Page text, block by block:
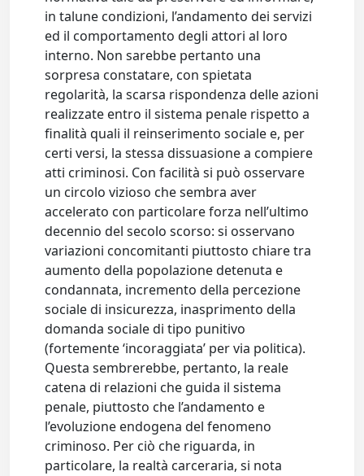
in talune condizioni, l’andamento dei servizi
ed il comportamento degli attori al loro
interno. Non sarebbe pertanto una
sorpresa constatare, con spietata
regolarità, la scarsa rispondenza delle azioni
realizzate entro il sistema penale rispetto a
finalità quali il reinserimento sociale e, per
certi versi, la stessa dissuasione a compiere
atti criminosi. Con facilità si può osservare
un circolo vizioso che sembra aver
accelerato con particolare forza nell’ultimo
decennio del secolo scorso: si osservano
variazioni concomitanti piuttosto chiare tra
aumento della popolazione detenuta e
condannata, incremento della percezione
sociale di insicurezza, inasprimento della
domanda sociale di tipo punitivo
(fortemente ‘incoraggiata’ per via politica).
Questa sembrerebbe, pertanto, la reale
catena di relazioni che guida il sistema
penale, piuttosto che l’andamento e
l’evoluzione endogena del fenomeno
criminoso. Per ciò che riguarda, in
particolare, la realtà carceraria, si nota